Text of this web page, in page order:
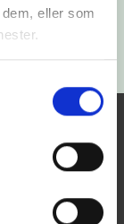
eller som